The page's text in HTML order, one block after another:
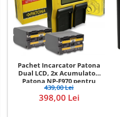
Pachet Incarcator Patona
Dual LCD, 2x Acumulatori
Patona NP-F970 pentru
Sony DSR-200, MVC-FD200,
DCR-TR7000
439,00 Lei
398,00 Lei